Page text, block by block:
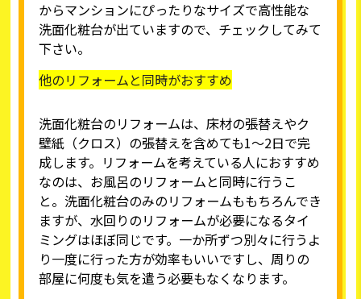
からマンションにぴったりなサイズで高性能な
洗面化粧台が出ていますので、チェックしてみて
下さい。
他のリフォームと同時がおすすめ
洗面化粧台のリフォームは、床材の張替えやク
壁紙（クロス）の張替えを含めても1～2日で完
成します。リフォームを考えている人におすすめ
なのは、お風呂のリフォームと同時に行うこ
と。洗面化粧台のみのリフォームももちろんでき
ますが、水回りのリフォームが必要になるタイ
ミングはほぼ同じです。一か所ずつ別々に行うよ
り一度に行った方が効率もいいですし、周りの
部屋に何度も気を遣う必要もなくなります。